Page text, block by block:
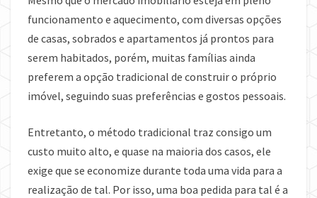
funcionamento e aquecimento, com diversas opções
de casas, sobrados e apartamentos já prontos para
serem habitados, porém, muitas famílias ainda
preferem a opção tradicional de construir o próprio
imóvel, seguindo suas preferências e gostos pessoais.
Entretanto, o método tradicional traz consigo um
custo muito alto, e quase na maioria dos casos, ele
exige que se economize durante toda uma vida para a
realização de tal. Por isso, uma boa pedida para tal é a